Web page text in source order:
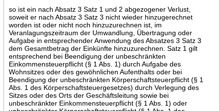
so ist ein nach Absatz 3 Satz 1 und 2 abgezogener Verlust,
soweit er nach Absatz 3 Satz 3 nicht wieder hinzugerechnet
worden ist oder nicht noch hinzuzurechnen ist, im
Veranlagungszeitraum der Umwandlung, Übertragung oder
Aufgabe in entsprechender Anwendung des Absatzes 3 Satz 3
dem Gesamtbetrag der Einkünfte hinzuzurechnen. Satz 1 gilt
entsprechend bei Beendigung der unbeschränkten
Einkommensteuerpflicht (§ 1 Abs. 1) durch Aufgabe des
Wohnsitzes oder des gewöhnlichen Aufenthalts oder bei
Beendigung der unbeschränkten Körperschaftsteuerpflicht (§ 1
Abs. 1 des Körperschaftsteuergesetzes) durch Verlegung des
Sitzes oder des Orts der Geschäftsleitung sowie bei
unbeschränkter Einkommensteuerpflicht (§ 1 Abs. 1) oder